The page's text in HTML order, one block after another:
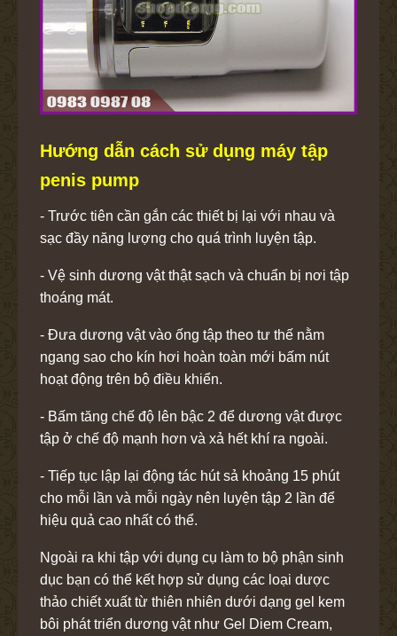
Hướng dẫn cách sử dụng máy tập
penis pump
- Trước tiên cần gắn các thiết bị lại với nhau và
sạc đầy năng lượng cho quá trình luyện tập.
- Vệ sinh dương vật thật sạch và chuẩn bị nơi tập
thoáng mát.
- Đưa dương vật vào ống tập theo tư thế nằm
ngang sao cho kín hơi hoàn toàn mới bấm nút
hoạt động trên bộ điều khiển.
- Bấm tăng chế độ lên bậc 2 để dương vật được
tập ở chế độ mạnh hơn và xả hết khí ra ngoài.
- Tiếp tục lập lại động tác hút sả khoảng 15 phút
cho mỗi lần và mỗi ngày nên luyện tập 2 lần để
hiệu quả cao nhất có thể.
Ngoài ra khi tập với dụng cụ làm to bộ phận sinh
dục bạn có thể kết hợp sử dụng các loại dược
thảo chiết xuất từ thiên nhiên dưới dạng gel kem
bôi phát triển dương vật như Gel Diem Cream,